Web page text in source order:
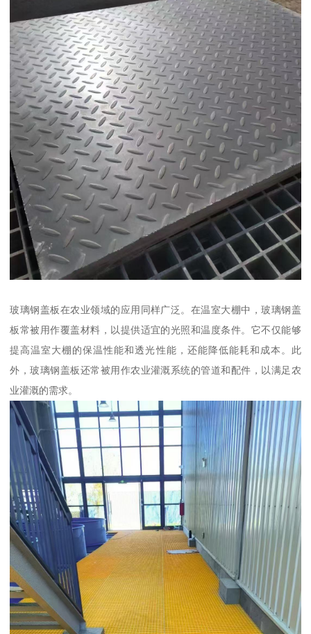
玻璃钢盖板在农业领域的应用同样广泛。在温室大棚中，玻璃钢盖
板常被用作覆盖材料，以提供适宜的光照和温度条件。它不仅能够
提高温室大棚的保温性能和透光性能，还能降低能耗和成本。此
外，玻璃钢盖板还常被用作农业灌溉系统的管道和配件，以满足农
业灌溉的需求。